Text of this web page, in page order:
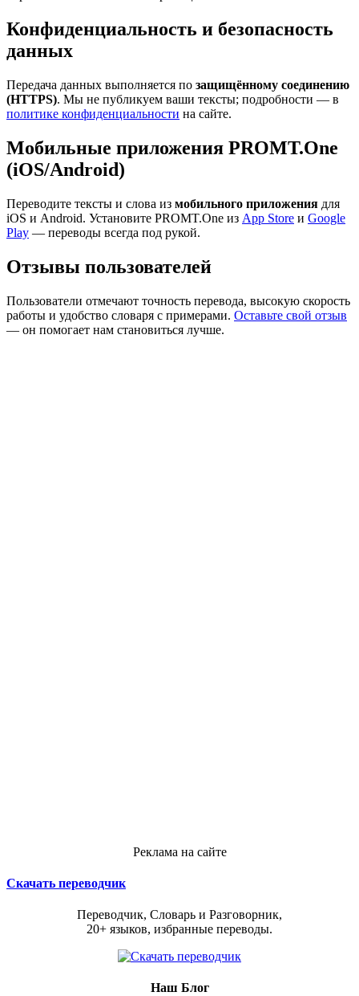
Конфиденциальность и безопасность
данных
Передача данных выполняется по защищённому соединению
(HTTPS). Мы не публикуем ваши тексты; подробности — в
политике конфиденциальности на сайте.
Мобильные приложения PROMT.One
(iOS/Android)
Переводите тексты и слова из мобильного приложения для
iOS и Android. Установите PROMT.One из App Store и Google
Play — переводы всегда под рукой.
Отзывы пользователей
Пользователи отмечают точность перевода, высокую скорость
работы и удобство словаря с примерами. Оставьте свой отзыв
— он помогает нам становиться лучше.
Реклама на сайте
Скачать переводчик
Переводчик, Словарь и Разговорник,
20+ языков, избранные переводы.
Наш Блог